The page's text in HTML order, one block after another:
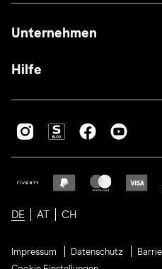
Unternehmen
Hilfe
DE AT CH
Impressum Datenschutz